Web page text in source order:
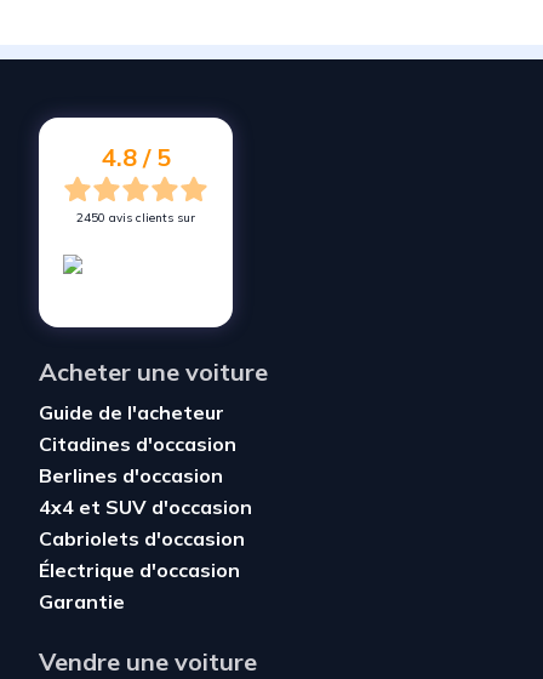
Vendez votre voiture à
4.8 / 5
2450 avis clients sur
Acheter une voiture
Guide de l'acheteur
Citadines d'occasion
Berlines d'occasion
4x4 et SUV d'occasion
Cabriolets d'occasion
Électrique d'occasion
Garantie
Vendre une voiture